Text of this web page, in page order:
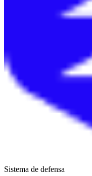
Sistema de defensa